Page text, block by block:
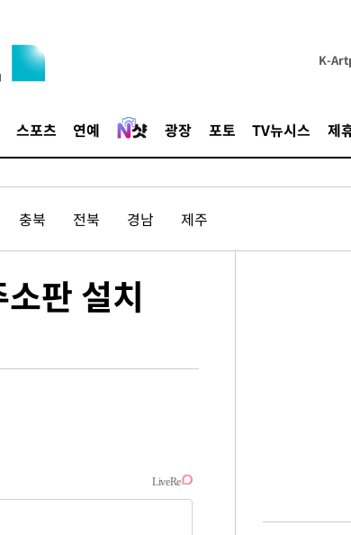
K-
스포츠 연예 광장 포토 TV뉴시스 제
충북 전북 경남 제주
판 설치